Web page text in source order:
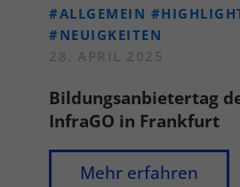
#ALLGEMEIN
#NEUIGKEITEN
Bildungsanbietertag
InfraGO in Frankfurt
Mehr erfahren